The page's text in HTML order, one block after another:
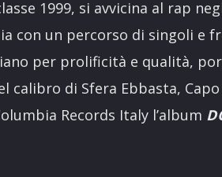
1999, si avvicina al rap
un percorso di singoli e
per prolificità e qualità,
di Sfera Ebbasta, Capo
Records Italy l’album